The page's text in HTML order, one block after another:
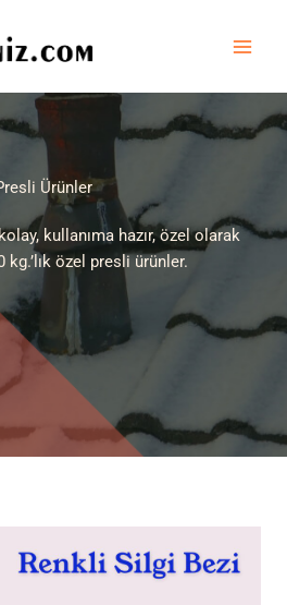
Ürünler
kullanıma hazır, özel olarak
kg.’lık özel presli ürünler.